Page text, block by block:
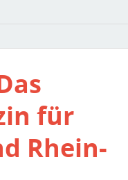
für
Rhein-